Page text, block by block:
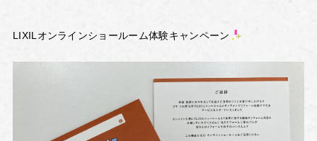
LIXILオンラインショールーム体験キャンペーン